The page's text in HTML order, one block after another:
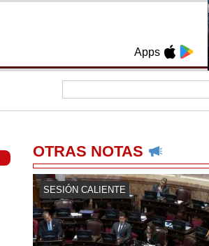
Apps
OTRAS NOTAS
SESIÓN CALIENTE